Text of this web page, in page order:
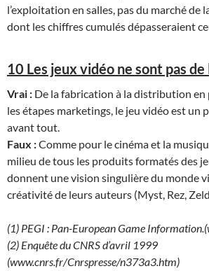
l’exploitation en salles, pas du marché de
dont les chiffres cumulés dépasseraient
10 Les jeux vidéo ne sont pas de
Vrai : De la fabrication à la distribution
les étapes marketings, le jeu vidéo est un
avant tout.
Faux :Comme pour le cinéma et la
milieu de tous les produits formatés des
donnent une vision singulière du monde
créativité de leurs auteurs (Myst, Rez,
(1) PEGI : Pan-European Game
(2) Enquête du CNRS d’avril 1999
(www.cnrs.fr/Cnrspresse/n373a3.htm)